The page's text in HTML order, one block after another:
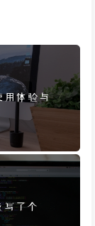
用体验与
写了个